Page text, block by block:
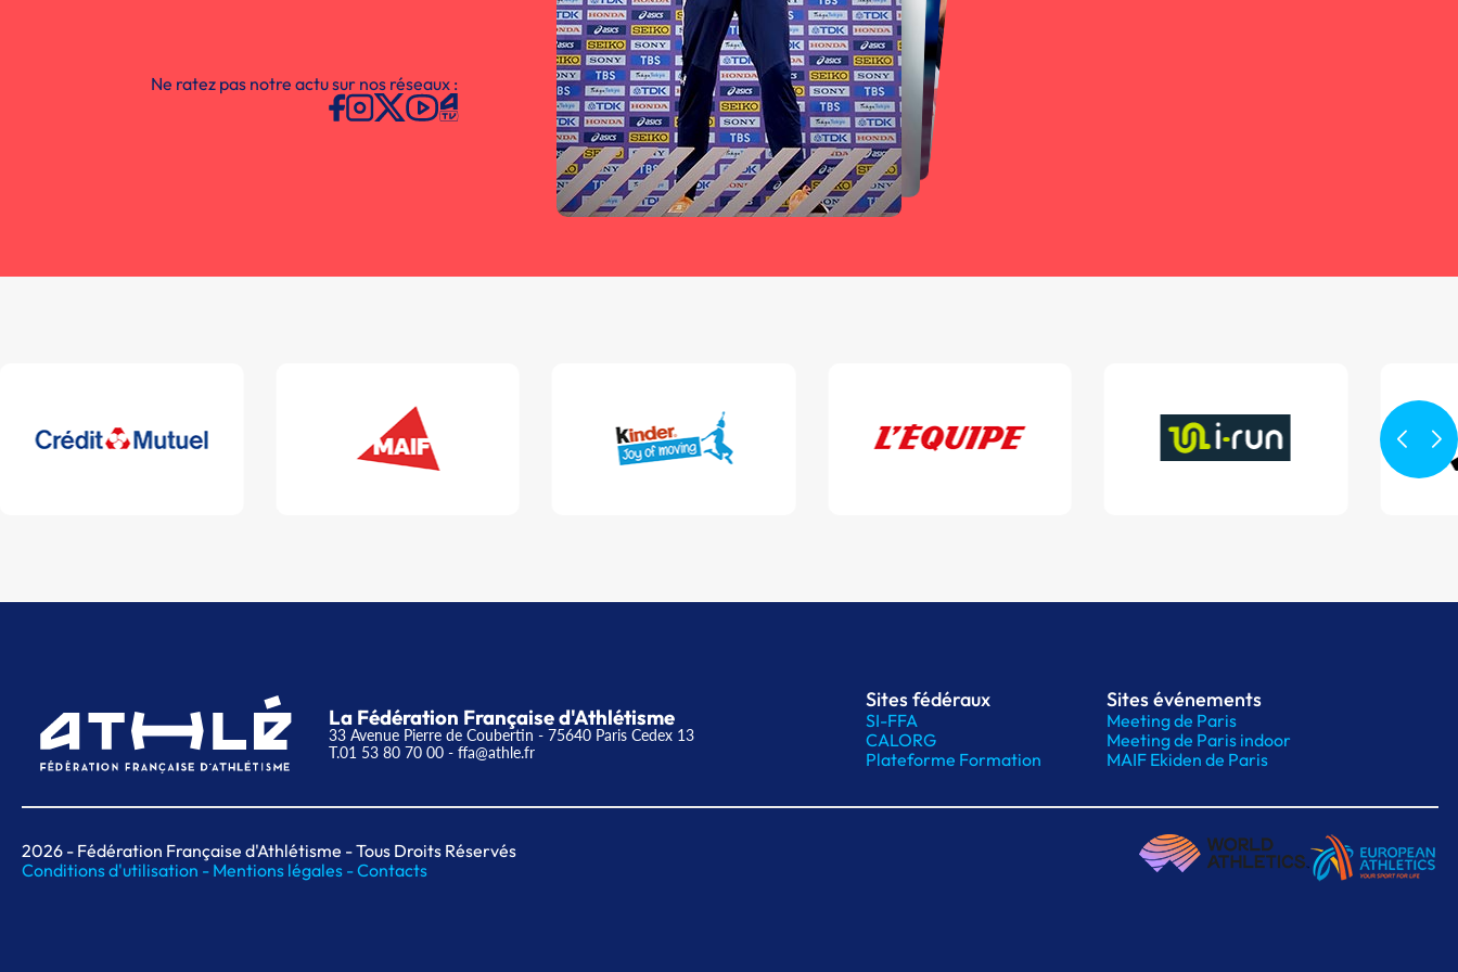
Ne ratez pas notre actu sur nos réseaux :
La Fédération Française d'Athlétisme
33 Avenue Pierre de Coubertin - 75640 Paris Cedex 13
T.01 53 80 70 00 - ffa@athle.fr
Sites fédéraux
SI-FFA
CALORG
Plateforme Formation
Sites événements
Meeting de Paris
Meeting de Paris indoor
MAIF Ekiden de Paris
2026 - Fédération Française d'Athlétisme - Tous Droits Réservés
Conditions d'utilisation - Mentions légales -Contacts